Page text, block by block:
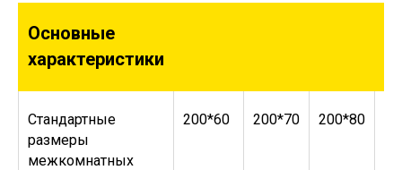
Основные
характеристики
Стандартные
размеры
межкомнатных
200*60 200*70 200*80